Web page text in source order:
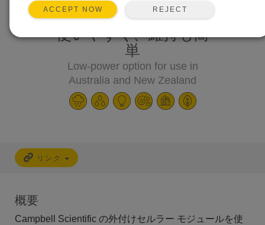
使いやすく、維持も簡
単
Low-power option for use in
Australia and New Zealand
リンク
概要
Campbell Scientific の外付けセルラー モジュールを使
ACCEPT NOW REJECT